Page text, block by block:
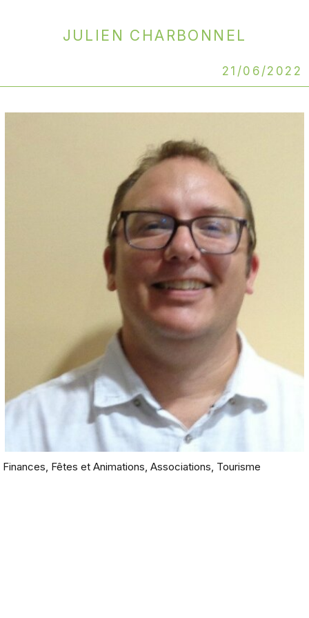
Julien CHARBONNEL
21/06/2022
Finances, Fêtes et Animations, Associations, Tourisme